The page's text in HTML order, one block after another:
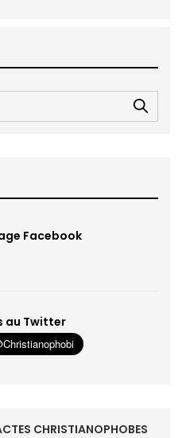
Facebook
au Twitter
CHRISTIANOPHOBES